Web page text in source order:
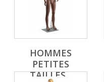
HOMMES
PETITES
TAILLES...